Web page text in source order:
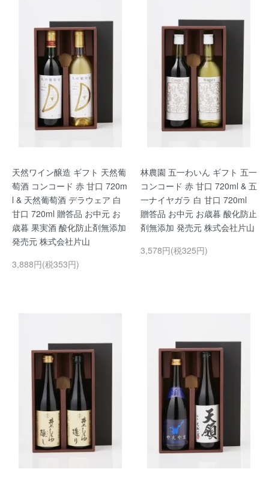
天然ワイン醸造 ギフト 天然葡
萄酒 コンコード 赤 甘口 720m
l & 天然葡萄酒 デラウェア 白
甘口 720ml 贈答品 お中元 お
歳暮 果実酒 酸化防止剤無添加
発売元 株式会社片山
3,888円(税353円)
林農園 五一わいん ギフト 五一
コンコード 赤 甘口 720ml & 五
一ナイヤガラ 白 甘口 720ml
贈答品 お中元 お歳暮 酸化防止
剤無添加 発売元 株式会社片山
3,578円(税325円)